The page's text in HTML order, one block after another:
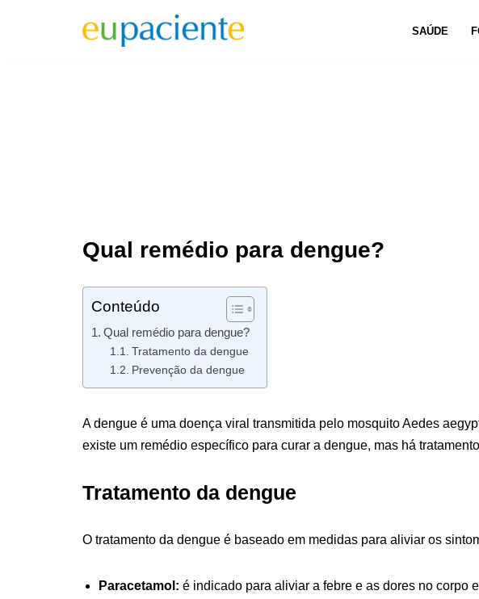
SAÚDE
Qual remédio para dengue?
Conteúdo
Qual remédio para dengue?
Tratamento da dengue
Prevenção da dengue
A dengue é uma doença viral transmitida pelo mosquito Aedes
existe um remédio específico para curar a dengue, mas há
Tratamento da dengue
O tratamento da dengue é baseado em medidas para aliviar os
Paracetamol: é indicado para aliviar a febre e as dores no corpo